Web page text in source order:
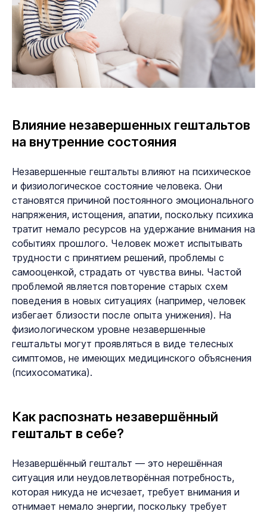
Влияние незавершенных гештальтов
на внутренние состояния
Незавершенные гештальты влияют на психическое
и физиологическое состояние человека. Они
становятся причиной постоянного эмоционального
напряжения, истощения, апатии, поскольку психика
тратит немало ресурсов на удержание внимания на
событиях прошлого. Человек может испытывать
трудности с принятием решений, проблемы с
самооценкой, страдать от чувства вины. Частой
проблемой является повторение старых схем
поведения в новых ситуациях (например, человек
избегает близости после опыта унижения). На
физиологическом уровне незавершенные
гештальты могут проявляться в виде телесных
симптомов, не имеющих медицинского объяснения
(психосоматика).
Как распознать незавершённый
гештальт в себе?
Незавершённый гештальт — это нерешённая
ситуация или неудовлетворённая потребность,
которая никуда не исчезает, требует внимания и
отнимает немало энергии, поскольку требует